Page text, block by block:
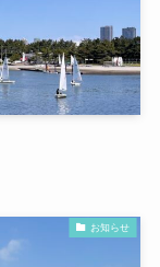
お知らせ